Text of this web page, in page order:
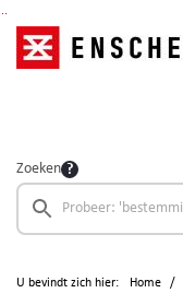
Zoeken
U bevindt zich hier: Home